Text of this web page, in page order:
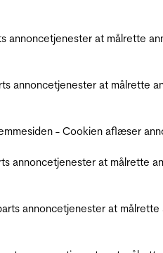
at målrette
at målrette
- Cookien aflæser
at målrette
annoncetjenester at